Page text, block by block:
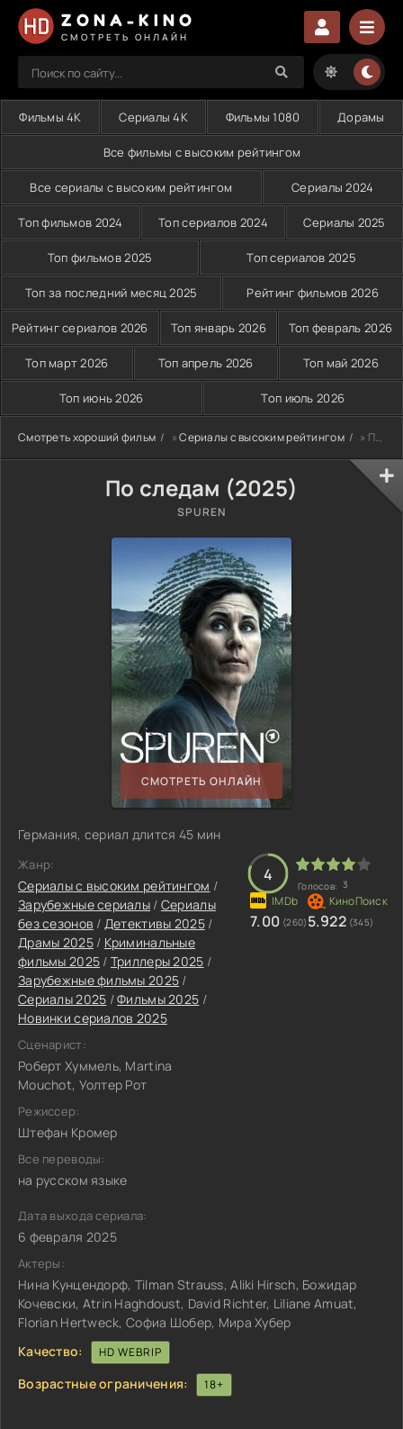
ZONA-KINO
СМОТРЕТЬ ОНЛАЙН
Фильмы 4K Сериалы 4K Фильмы 1080 Дорамы
Все фильмы с высоким рейтингом
Все сериалы с высоким рейтингом Сериалы 2024
Топ фильмов 2024 Топ сериалов 2024 Сериалы 2025
Топ фильмов 2025 Топ сериалов 2025
Топ за последний месяц 2025 Рейтинг фильмов 2026
Рейтинг сериалов 2026 Топ январь 2026 Топ февраль 2026
Топ март 2026 Топ апрель 2026 Топ май 2026
Топ июнь 2026 Топ июль 2026
Смотреть хороший фильм »Сериалы с высоким рейтингом » По следам (2025)
По следам (2025)
SPUREN
СМОТРЕТЬ ОНЛАЙН
Германия, сериал длится 45 мин
Жанр:
Сериалы с высоким рейтингом /
Зарубежные сериалы / Сериалы
без сезонов / Детективы 2025/
Драмы 2025/ Криминальные
фильмы 2025 / Триллеры 2025 /
Зарубежные фильмы 2025 /
Сериалы 2025 /Фильмы 2025 /
Новинки сериалов 2025
Сценарист:
Роберт Хуммель, Martina
Mouchot, Уолтер Рот
Режиссер:
Штефан Кромер
Все переводы:
на русском языке
4
Голосов: 3
7.00 (260) 5.922 (345)
Дата выхода сериала:
6 февраля 2025
Актеры:
Нина Кунцендорф, Tilman Strauss, Aliki Hirsch, Божидар
Кочевски, Atrin Haghdoust, David Richter, Liliane Amuat,
Florian Hertweck, Софиа Шобер, Мира Хубер
Качество:
HD WEBRIP
Возрастные ограничения: 18+